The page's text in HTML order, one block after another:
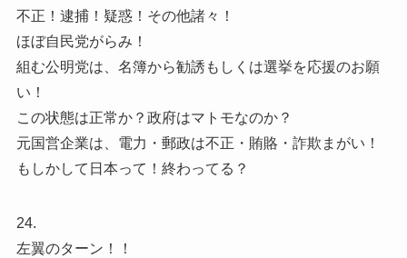
不正！逮捕！疑惑！その他諸々！
ほぼ自民党がらみ！
組む公明党は、名簿から勧誘もしくは選挙を応援のお願
い！
この状態は正常か？政府はマトモなのか？
元国営企業は、電力・郵政は不正・賄賂・詐欺まがい！
もしかして日本って！終わってる？
24.
左翼のターン！！